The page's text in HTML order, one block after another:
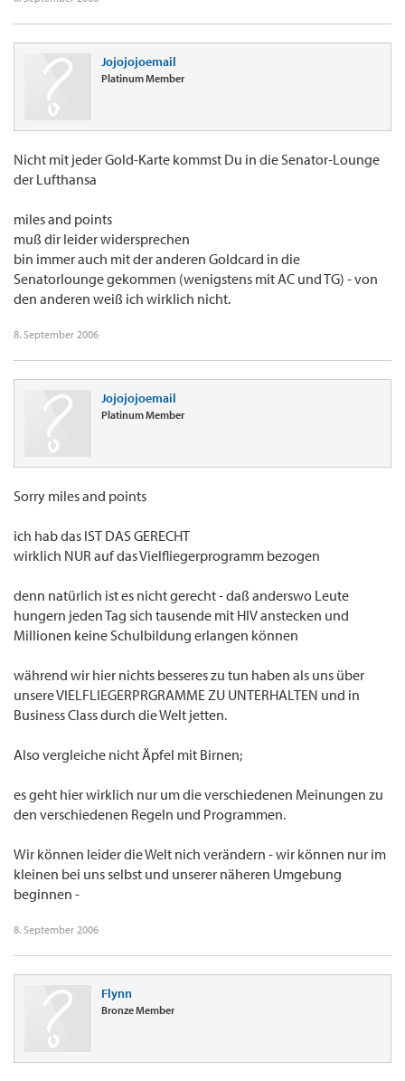
Jojojojoemail
Platinum Member
Nicht mit jeder Gold-Karte kommst Du in die Senator-Lounge
der Lufthansa
miles and points
muß dir leider widersprechen
bin immer auch mit der anderen Goldcard in die
Senatorlounge gekommen (wenigstens mit AC und TG) - von
den anderen weiß ich wirklich nicht.
8. September 2006
Jojojojoemail
Platinum Member
Sorry miles and points
ich hab das IST DAS GERECHT
wirklich NUR auf das Vielfliegerprogramm bezogen
denn natürlich ist es nicht gerecht - daß anderswo Leute
hungern jeden Tag sich tausende mit HIV anstecken und
Millionen keine Schulbildung erlangen können
während wir hier nichts besseres zu tun haben als uns über
unsere VIELFLIEGERPRGRAMME ZU UNTERHALTEN und in
Business Class durch die Welt jetten.
Also vergleiche nicht Äpfel mit Birnen;
es geht hier wirklich nur um die verschiedenen Meinungen zu
den verschiedenen Regeln und Programmen.
Wir können leider die Welt nich verändern - wir können nur im
kleinen bei uns selbst und unserer näheren Umgebung
beginnen -
8. September 2006
Flynn
Bronze Member